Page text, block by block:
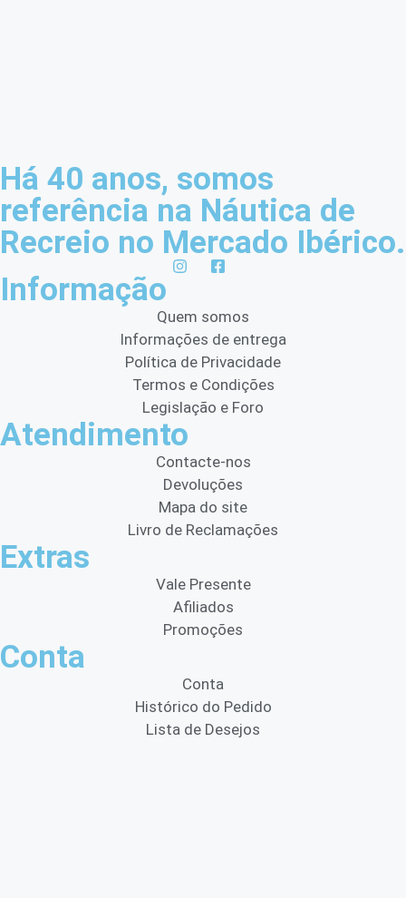
Há 40 anos, somos
referência na Náutica de
Recreio no Mercado Ibérico.
Informação
Quem somos
Informações de entrega
Política de Privacidade
Termos e Condições
Legislação e Foro
Atendimento
Contacte-nos
Devoluções
Mapa do site
Livro de Reclamações
Extras
Vale Presente
Afiliados
Promoções
Conta
Conta
Histórico do Pedido
Lista de Desejos